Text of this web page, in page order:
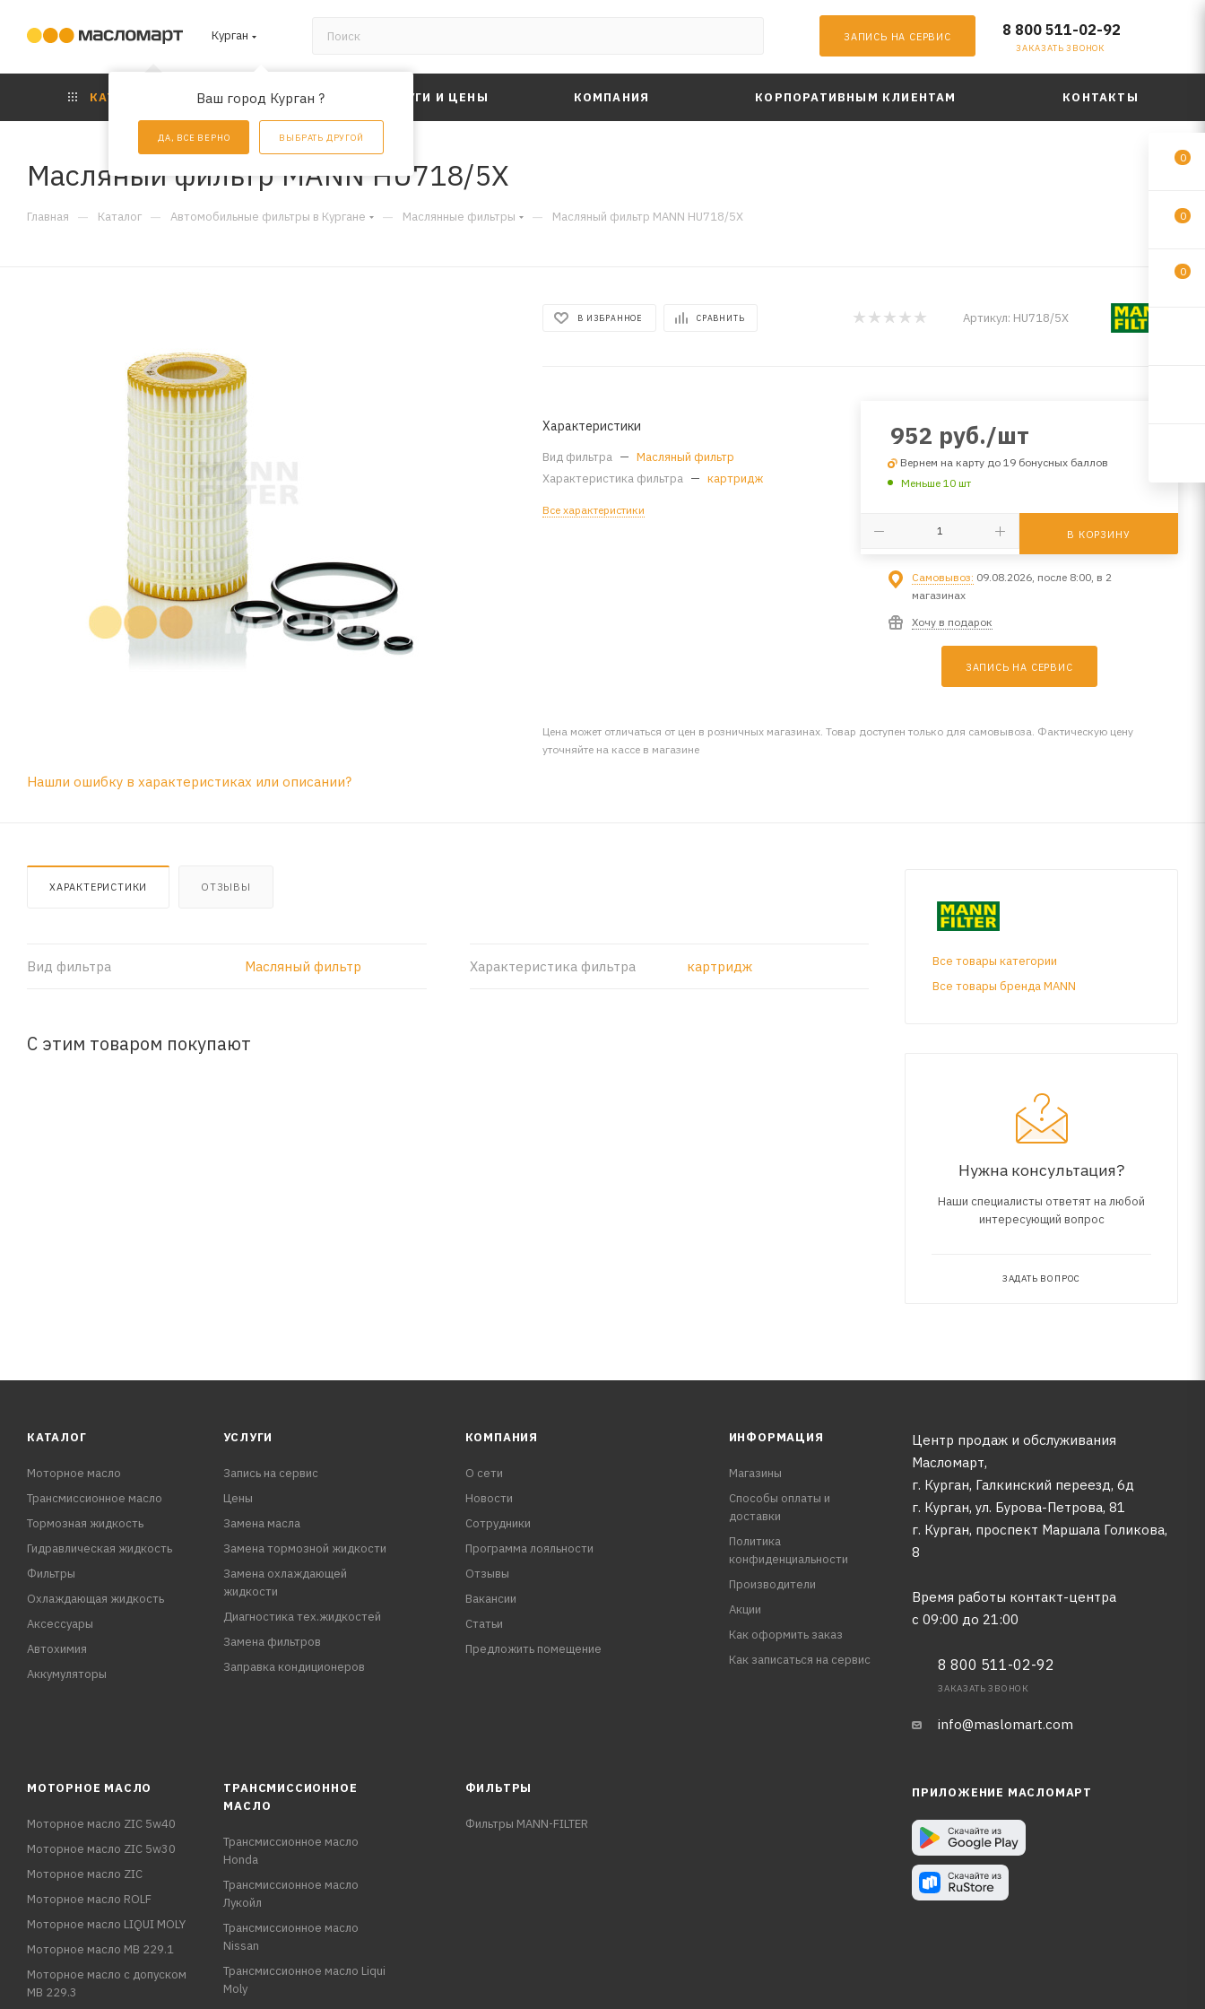
Курган
Ваш город Курган ?
ДА, ВСЕ ВЕРНО ВЫБРАТЬ ДРУГОЙ
ЗАПИСЬ НА СЕРВИС 8 800 511-02-92
ЗАКАЗАТЬ ЗВОНОК
КАТАЛОГ АКЦИИ УСЛУГИ И ЦЕНЫ КОМПАНИЯ КОРПОРАТИВНЫМ КЛИЕНТАМ КОНТАКТЫ
Масляный фильтр MANN HU718/5X
Главная — Каталог — Автомобильные фильтры в Кургане — Маслянные фильтры — Масляный фильтр MANN HU718/5X
В ИЗБРАННОЕ СРАВНИТЬ Артикул: HU718/5X
Характеристики
Вид фильтра — Масляный фильтр
Характеристика фильтра — картридж
Все характеристики
952 руб./шт
Вернем на карту до 19 бонусных баллов
Меньше 10 шт
В КОРЗИНУ
Самовывоз: 09.08.2026, после 8:00, в 2
магазинах
Хочу в подарок
ЗАПИСЬ НА СЕРВИС
Цена может отличаться от цен в розничных магазинах. Товар доступен только для самовывоза. Фактическую цену
уточняйте на кассе в магазине
Нашли ошибку в характеристиках или описании?
ХАРАКТЕРИСТИКИ ОТЗЫВЫ
Вид фильтра Масляный фильтр Характеристика фильтра картридж
С этим товаром покупают
Все товары категории
Все товары бренда MANN
Нужна консультация?
Наши специалисты ответят на любой
интересующий вопрос
ЗАДАТЬ ВОПРОС
КАТАЛОГ
Моторное масло
Трансмиссионное масло
Тормозная жидкость
Гидравлическая жидкость
Фильтры
Охлаждающая жидкость
Аксессуары
Автохимия
Аккумуляторы
УСЛУГИ
Запись на сервис
Цены
Замена масла
Замена тормозной жидкости
Замена охлаждающей
жидкости
Диагностика тех.жидкостей
Замена фильтров
Заправка кондиционеров
КОМПАНИЯ
О сети
Новости
Сотрудники
Программа лояльности
Отзывы
Вакансии
Статьи
Предложить помещение
ИНФОРМАЦИЯ
Магазины
Способы оплаты и
доставки
Политика
конфиденциальности
Производители
Акции
Как оформить заказ
Как записаться на сервис
Центр продаж и обслуживания
Масломарт,
г. Курган, Галкинский переезд, 6д
г. Курган, ул. Бурова-Петрова, 81
г. Курган, проспект Маршала Голикова,
8
Время работы контакт-центра
с 09:00 до 21:00
8 800 511-02-92
ЗАКАЗАТЬ ЗВОНОК
info@maslomart.com
МОТОРНОЕ МАСЛО
Моторное масло ZIC 5w40
Моторное масло ZIC 5w30
Моторное масло ZIC
Моторное масло ROLF
Моторное масло LIQUI MOLY
Моторное масло MB 229.1
Моторное масло с допуском
MB 229.3
ТРАНСМИССИОННОЕ
МАСЛО
Трансмиссионное масло
Honda
Трансмиссионное масло
Лукойл
Трансмиссионное масло
Nissan
Трансмиссионное масло Liqui
Moly
ФИЛЬТРЫ
Фильтры MANN-FILTER
ПРИЛОЖЕНИЕ МАСЛОМАРТ
0
0
0